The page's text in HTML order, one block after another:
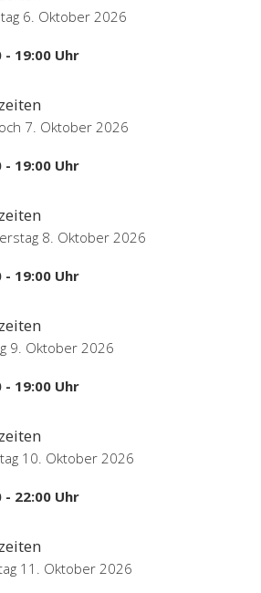
6. Oktober 2026
- 19:00 Uhr
7. Oktober 2026
- 19:00 Uhr
8. Oktober 2026
- 19:00 Uhr
9. Oktober 2026
- 19:00 Uhr
10. Oktober 2026
- 22:00 Uhr
11. Oktober 2026